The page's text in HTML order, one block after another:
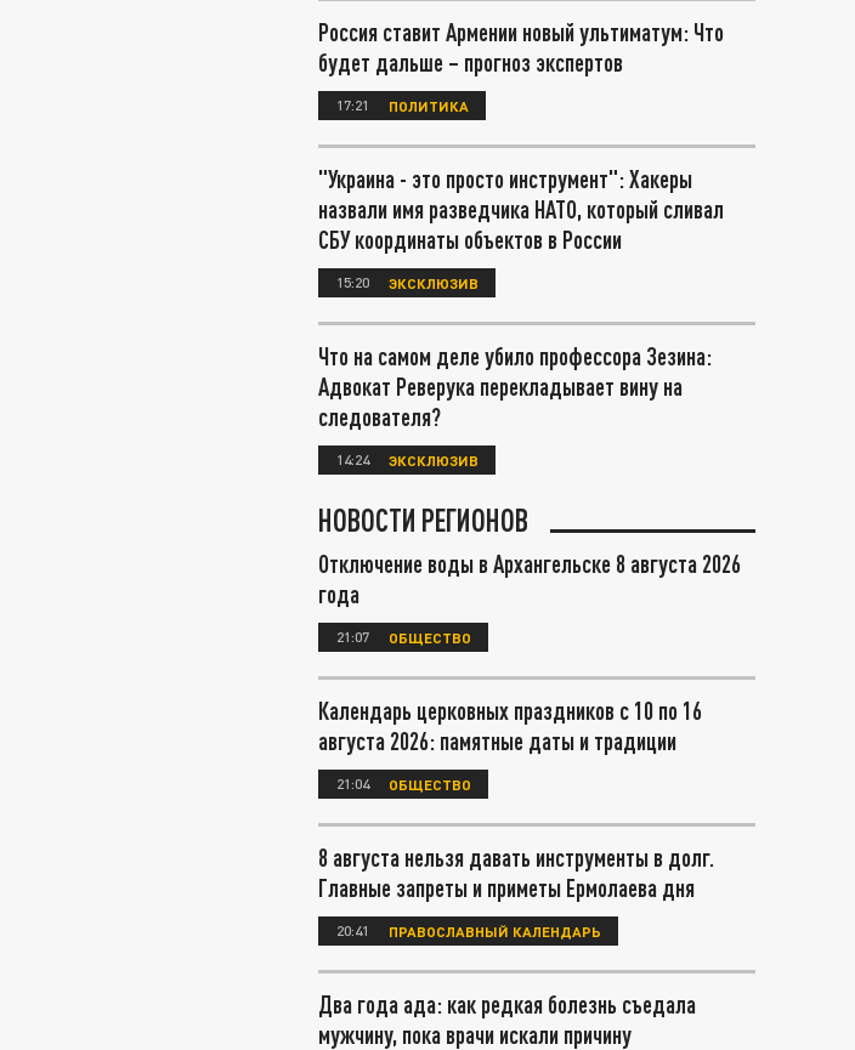
Россия ставит Армении новый ультиматум: Что
будет дальше – прогноз экспертов
17:21 ПОЛИТИКА
"Украина - это просто инструмент": Хакеры
назвали имя разведчика НАТО, который сливал
СБУ координаты объектов в России
15:20 ЭКСКЛЮЗИВ
Что на самом деле убило профессора Зезина:
Адвокат Реверука перекладывает вину на
следователя?
14:24 ЭКСКЛЮЗИВ
НОВОСТИ РЕГИОНОВ
Отключение воды в Архангельске 8 августа 2026
года
21:07 ОБЩЕСТВО
Календарь церковных праздников с 10 по 16
августа 2026: памятные даты и традиции
21:04 ОБЩЕСТВО
8 августа нельзя давать инструменты в долг.
Главные запреты и приметы Ермолаева дня
20:41 ПРАВОСЛАВНЫЙ КАЛЕНДАРЬ
Два года ада: как редкая болезнь съедала
мужчину, пока врачи искали причину